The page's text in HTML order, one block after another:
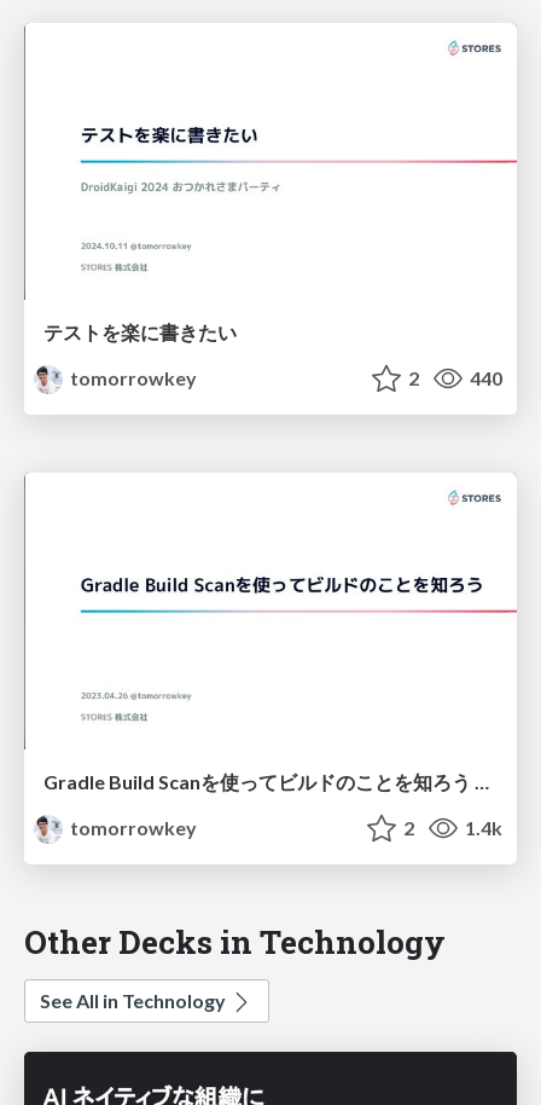
テストを楽に書きたい
tomorrowkey
2 440
Gradle Build Scanを使ってビルドのことを知ろう potatotips #87
tomorrowkey
2 1.4k
Other Decks in Technology
See All in Technology